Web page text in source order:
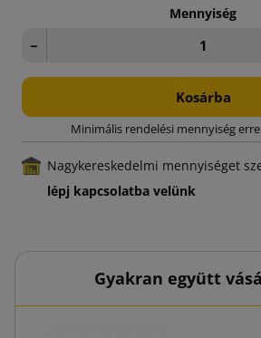
Mennyiség
−
Kosárba
Minimális rendelési mennyiség
Nagykereskedelmi mennyiséget
lépj kapcsolatba velünk
Gyakran együtt